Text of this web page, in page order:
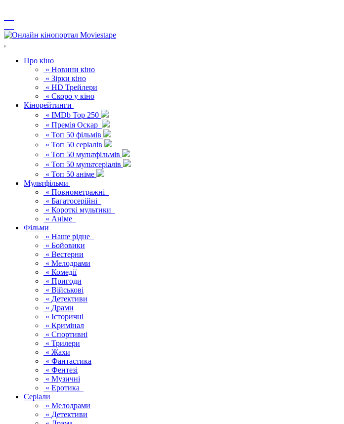
,
Про кіно
« Новини кіно
« Зірки кіно
« HD Трейлери
« Скоро у кіно
Кінорейтинги
« IMDb Top 250
« Премія Оскар
« Топ 50 фільмів
« Топ 50 серіалів
« Топ 50 мультфільмів
« Топ 50 мультсеріалів
« Топ 50 аніме
Мультфільми
« Повнометражні
« Багатосерійні
« Короткі мультики
« Аніме
Фільми
« Наше рідне
« Бойовики
« Вестерни
« Мелодрами
« Комедії
« Пригоди
« Військові
« Детективи
« Драми
« Історичні
« Кримінал
« Спортивні
« Трилери
« Жахи
« Фантастика
« Фентезі
« Музичні
« Еротика
Серіали
« Мелодрами
« Детективи